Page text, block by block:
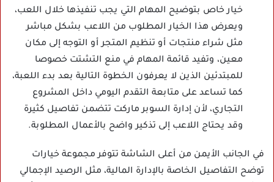
خيار خاص بتوضيح المهام التي يجب تنفيذها خلال اللعب،
ويعرض هذا الخيار المطلوب من اللاعب بشكل مباشر
مثل شراء منتجات أو تنظيم المتجر أو التوجه إلى مكان
معين، وتفيد قائمة المهام في منع التشتت خصوصا
للمبتدئين الذين لا يعرفون الخطوة التالية بعد بدء اللعبة،
كما تساعد على متابعة التقدم اليومي داخل المشروع
التجاري، لأن إدارة السوبر ماركت تتضمن تفاصيل كثيرة
وقد يحتاج اللاعب إلى تذكير واضح بالأعمال المطلوبة.
في الجانب الأيمن من أعلى الشاشة تتوفر مجموعة خيارات
توضح التفاصيل الخاصة بالإدارة المالية، مثل الرصيد الإجمالي